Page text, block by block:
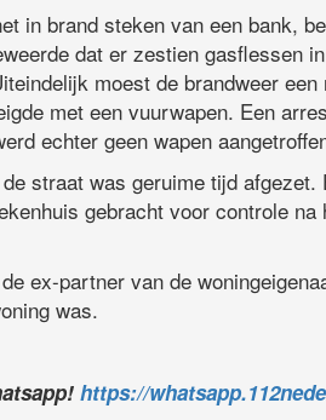
in brand steken van een bank,
dat er zestien gasflessen
moest de brandweer
met een vuurwapen. Een
echter geen wapen
straat was geruime tijd afgezet.
gebracht voor controle na
ex-partner van de
was.
https://